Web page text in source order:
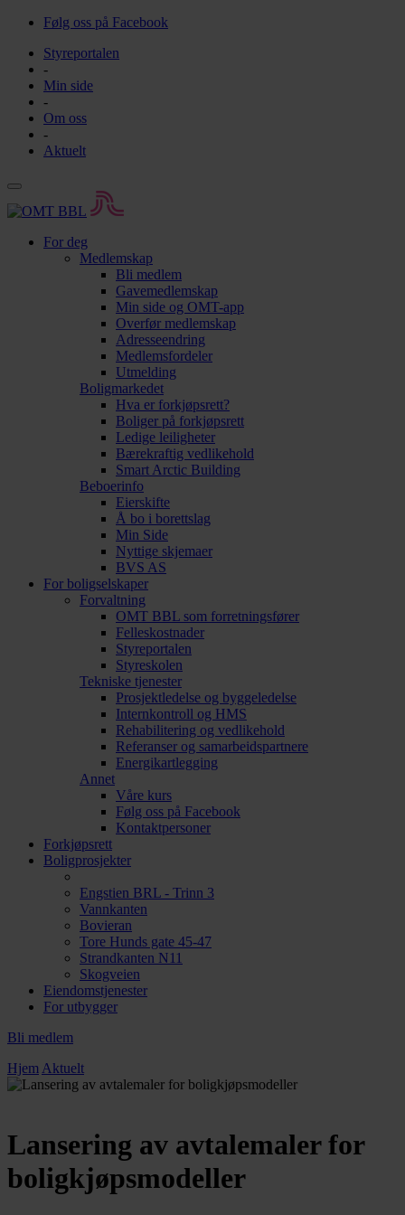
Følg oss på Facebook
Styreportalen
-
Min side
-
Om oss
-
Aktuelt
For deg
Medlemskap
Bli medlem
Gavemedlemskap
Min side og OMT-app
Overfør medlemskap
Adresseendring
Medlemsfordeler
Utmelding
Boligmarkedet
Hva er forkjøpsrett?
Boliger på forkjøpsrett
Ledige leiligheter
Bærekraftig vedlikehold
Smart Arctic Building
Beboerinfo
Eierskifte
Å bo i borettslag
Min Side
Nyttige skjemaer
BVS AS
For boligselskaper
Forvaltning
OMT BBL som forretningsfører
Felleskostnader
Styreportalen
Styreskolen
Tekniske tjenester
Prosjektledelse og byggeledelse
Internkontroll og HMS
Rehabilitering og vedlikehold
Referanser og samarbeidspartnere
Energikartlegging
Annet
Våre kurs
Følg oss på Facebook
Kontaktpersoner
Forkjøpsrett
Boligprosjekter
Engstien BRL - Trinn 3
Vannkanten
Bovieran
Tore Hunds gate 45-47
Strandkanten N11
Skogveien
Eiendomstjenester
For utbygger
Bli medlem
Hjem Aktuelt
Lansering av avtalemaler for
boligkjøpsmodeller